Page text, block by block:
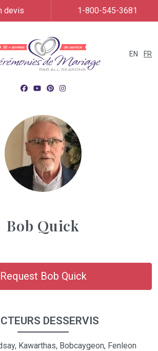
EN FR
devis 1-800-545-3681
Bob Quick
Request Bob Quick
DESSERVIS
Kawarthas, Bobcaygeon, Fenleon